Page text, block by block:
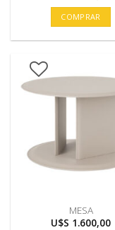
COMPRAR
MESA
U$S 1.600,00